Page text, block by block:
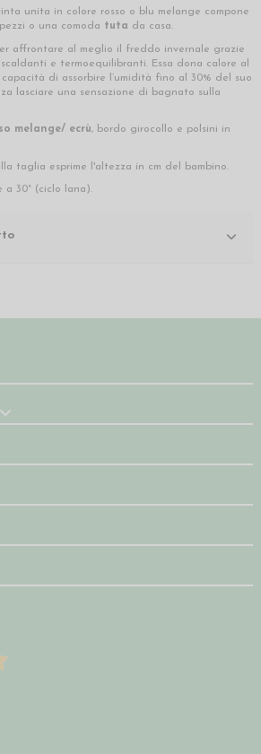
unita in colore rosso o blu melange compone
o una comoda tuta da casa.
affrontare al meglio il freddo invernale grazie
e termoequilibranti. Essa d ona calore al
di assorbire l’umidità fino al 30% del suo
lasciare una sensazione di bagnato sulla
melange/ ecrù, bordo girocollo e polsini in
taglia esprime l'altezza in cm del bambino.
a 30° (ciclo lana).